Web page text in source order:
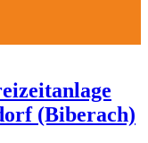
(Biberach)